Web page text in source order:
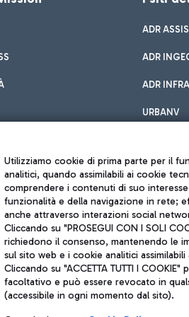
ADR
ADR
ADR
URBANV
S.p.A. - Società soggetta a direzione e
delle Imprese di Roma 13032990155 P. IVA
int. vers.
Paolo Racchetti 1 - 00054 Fiumicino (RM) telefono
Utilizziamo cookie di prima parte per il
analitici, quando assimilabili ai cookie
comprendere i contenuti di suo
funzionalità e della navigazione in rete;
anche attraverso interazioni social
Cliccando su "PROSEGUI CON I SOLI
richiedono il consenso, mantenendo le
sul sito web e i cookie analitici
Cliccando su "ACCETTA TUTTI I
facoltativo e può essere revocato in
(accessibile in ogni momento dal sito).